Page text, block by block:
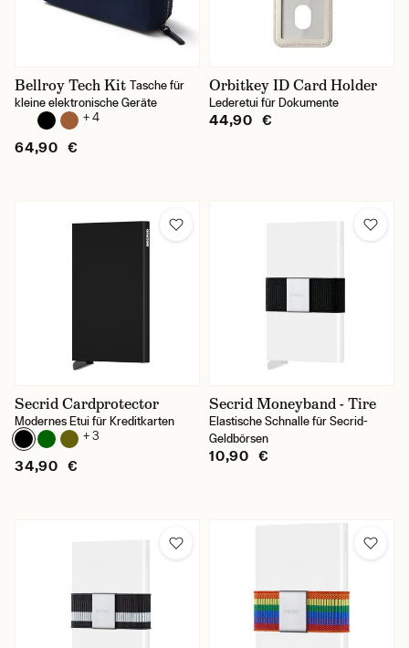
Bellroy Tech Kit Tasche für
kleine elektronische Geräte
+ 4
64,90 €
Orbitkey ID Card Holder
Lederetui für Dokumente
44,90 €
Secrid Cardprotector
Modernes Etui für Kreditkarten
+ 3
34,90 €
Secrid Moneyband - Tire
Elastische Schnalle für Secrid-
Geldbörsen
10,90 €